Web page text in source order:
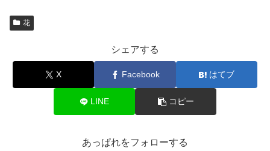
花
シェアする
X Facebook はてブ
LINE コピー
あっぱれをフォローする